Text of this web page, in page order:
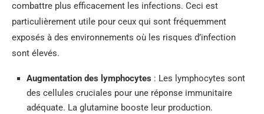
combattre plus efficacement les infections. Ceci est
particulièrement utile pour ceux qui sont fréquemment
exposés à des environnements où les risques d’infection
sont élevés.
Augmentation des lymphocytes : Les lymphocytes sont
des cellules cruciales pour une réponse immunitaire
adéquate. La glutamine booste leur production.